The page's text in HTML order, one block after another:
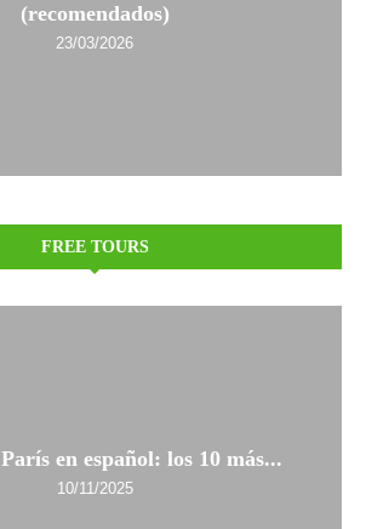
(recomendados)
23/03/2026
FREE TOURS
en español: los 10 más...
10/11/2025